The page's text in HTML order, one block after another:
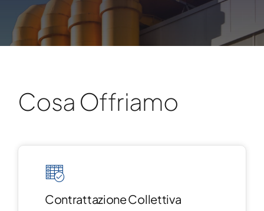
Cosa Offriamo
Contrattazione Collettiva